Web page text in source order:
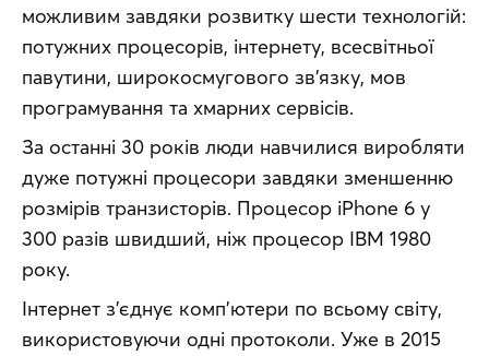
можливим завдяки розвитку шести технологій:
потужних процесорів, інтернету, всесвітньої
павутини, широкосмугового зв’язку, мов
програмування та хмарних сервісів.
За останні 30 років люди навчилися виробляти
дуже потужні процесори завдяки зменшенню
розмірів транзисторів. Процесор iPhone 6 у
300 разів швидший, ніж процесор IBM 1980
року.
Інтернет з’єднує комп’ютери по всьому світу,
використовуючи одні протоколи. Уже в 2015